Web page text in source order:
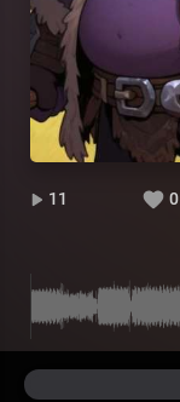
11 0